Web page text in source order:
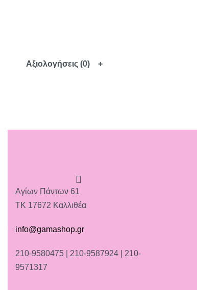
Αξιολογήσεις (0)
Αγίων Πάντων 61
ΤΚ 17672 Καλλιθέα
info@gamashop.gr
210-9580475 | 210-9587924 | 210-
9571317